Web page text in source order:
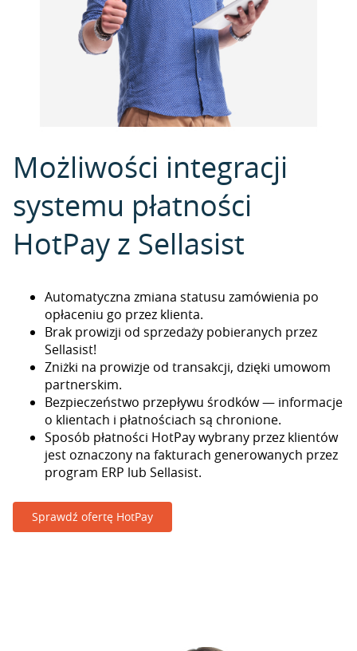
Możliwości integracji
systemu płatności
HotPay z Sellasist
Automatyczna zmiana statusu zamówienia po
opłaceniu go przez klienta.
Brak prowizji od sprzedaży pobieranych przez
Sellasist!
Zniżki na prowizje od transakcji, dzięki umowom
partnerskim.
Bezpieczeństwo przepływu środków — informacje
o klientach i płatnościach są chronione.
Sposób płatności HotPay wybrany przez klientów
jest oznaczony na fakturach generowanych przez
program ERP lub Sellasist.
Sprawdź ofertę HotPay